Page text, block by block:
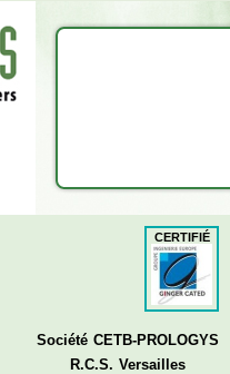
CERTIFIÉ
Société CETB-PROLOGYS
R.C.S. Versailles